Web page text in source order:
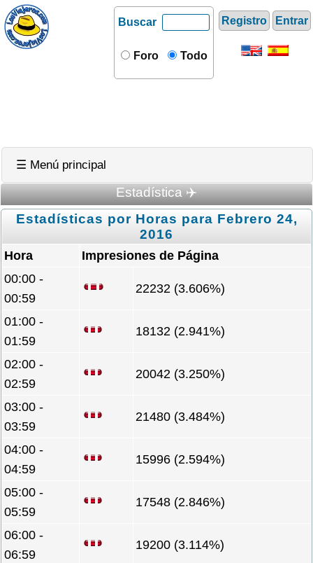
Registro Entrar
Buscar
Foro Todo
☰ Menú principal
Estadística ✈️
Estadísticas por Horas para Febrero 24,
2016
Hora
Impresiones de Página
00:00 -
00:59
22232 (3.606%)
01:00 -
01:59
18132 (2.941%)
02:00 -
02:59
20042 (3.250%)
03:00 -
03:59
21480 (3.484%)
04:00 -
04:59
15996 (2.594%)
05:00 -
05:59
17548 (2.846%)
06:00 -
06:59
19200 (3.114%)